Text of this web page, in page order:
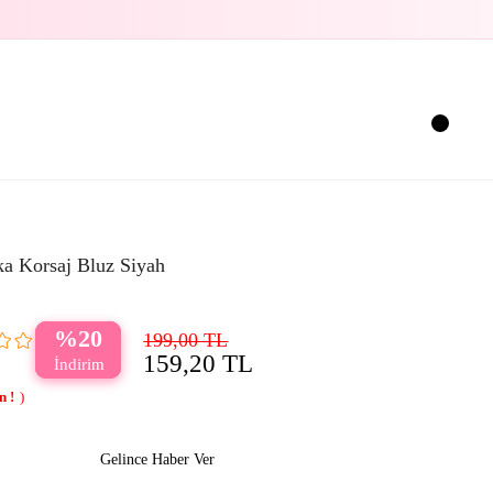
Korsaj Bluz Siyah
20 199,00 TL
159,20 TL
Gelince Haber Ver